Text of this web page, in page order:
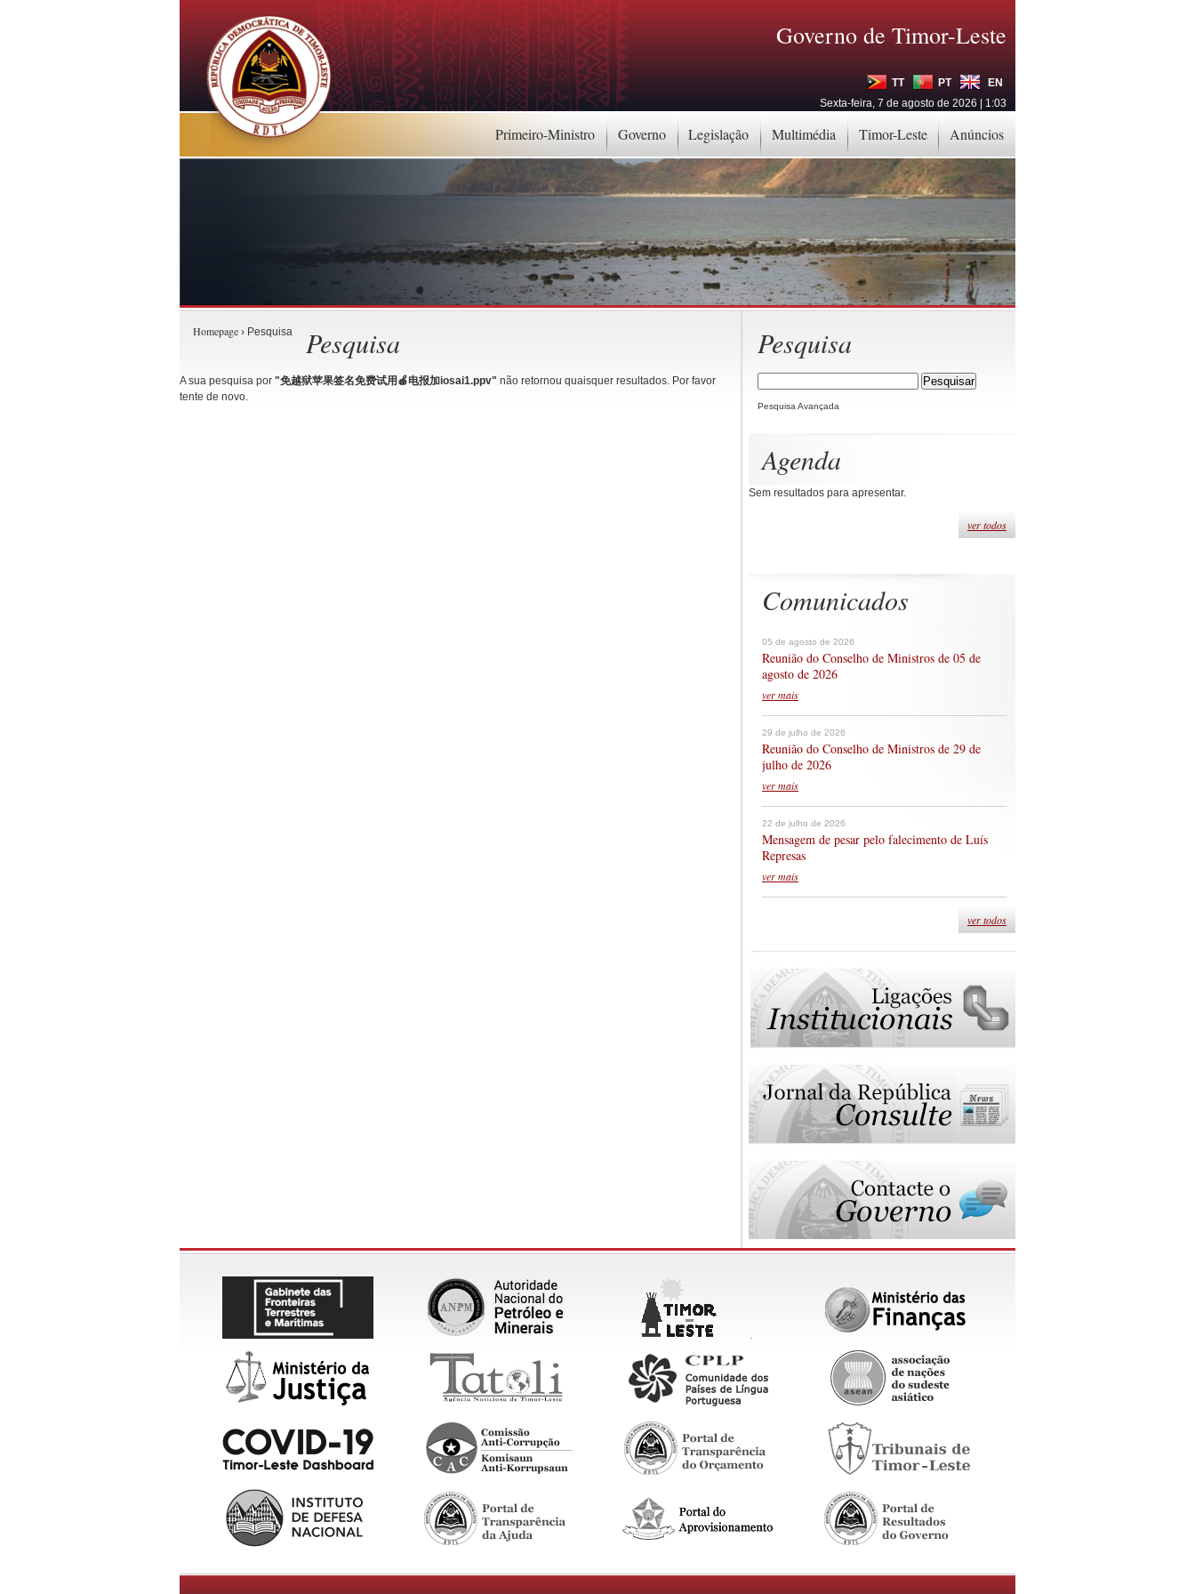
Primeiro-Ministro Governo Legislação Multimédia Timor-Leste Anúncios
Governo de Timor-Leste
TT PT
EN
Sexta-feira, 7 de agosto de 2026 | 1:03
Pesquisa
Pesquisa Avançada
Agenda
Sem resultados para apresentar.
ver todos
Comunicados
05 de agosto de 2026
Reunião do Conselho de Ministros de 05 de
agosto de 2026
ver mais
29 de julho de 2026
Reunião do Conselho de Ministros de 29 de
julho de 2026
ver mais
22 de julho de 2026
Mensagem de pesar pelo falecimento de Luís
Represas
ver mais
ver todos
Homepage › Pesquisa Pesquisa
A sua pesquisa por "免越狱苹果签名免费试用🍎电报加iosai1.ppv" não retornou quaisquer resultados. Por favor
tente de novo.